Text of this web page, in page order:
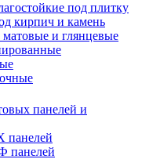
под плитку
кирпич и камень
и глянцевые
панелей и
панелей
панелей